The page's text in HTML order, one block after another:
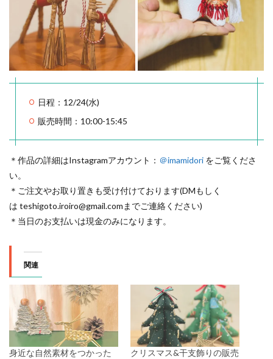
日程：12/24(水)
販売時間：10:00-15:45
＊作品の詳細はInstagramアカウント： ＠imamidori をご覧くださ
い。
＊ご注文やお取り置きも受け付けております(DMもしく
は teshigoto.iroiro@gmail.comまでご連絡ください)
＊当日のお支払いは現金のみになります。
関連
身近な自然素材をつかった
クリスマス&干支飾りの販売